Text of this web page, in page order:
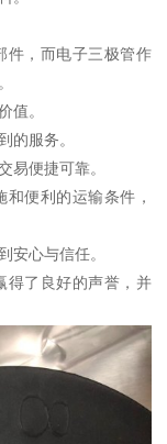
件，而电子三极管作
值。
的服务。
易便捷可靠。
便利的运输条件，
安心与信任。
得了良好的声誉，并